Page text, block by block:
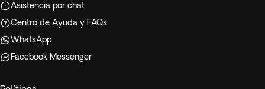
Asistencia por chat
Centro de Ayuda y FAQs
WhatsApp
Facebook Messenger